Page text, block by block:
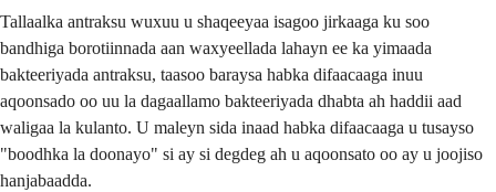
Tallaalka antraksu wuxuu u shaqeeyaa isagoo jirkaaga ku soo
bandhiga borotiinnada aan waxyeellada lahayn ee ka yimaada
bakteeriyada antraksu, taasoo baraysa habka difaacaaga inuu
aqoonsado oo uu la dagaallamo bakteeriyada dhabta ah haddii aad
waligaa la kulanto. U maleyn sida inaad habka difaacaaga u tusayso
"boodhka la doonayo" si ay si degdeg ah u aqoonsato oo ay u joojiso
hanjabaadda.